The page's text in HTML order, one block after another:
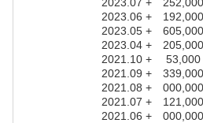
2023.06 +
2023.05 +
2023.04 +
2021.10 + 53,000
2021.09 +
2021.08 +
2021.07 +
2021.06 +